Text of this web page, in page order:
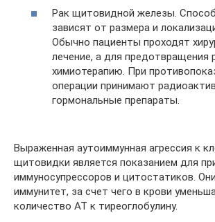
Рак щитовидной железы.
зависят от размера и
Обычно пациенты проходят
лечение, а для предотвращения
химиотерапию. При
операции принимают
гормональные препараты.
Выраженная аутоиммунная агрессия к
щитовидки является показанием для
иммуносупрессоров и цитостатиков.
иммунитет, за счет чего в крови
количество АТ к тиреоглобулину.